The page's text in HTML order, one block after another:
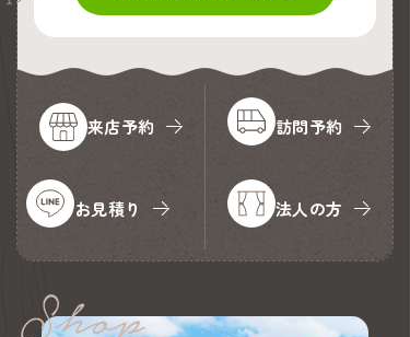
来店予約 訪問予約
お見積り 法人の方